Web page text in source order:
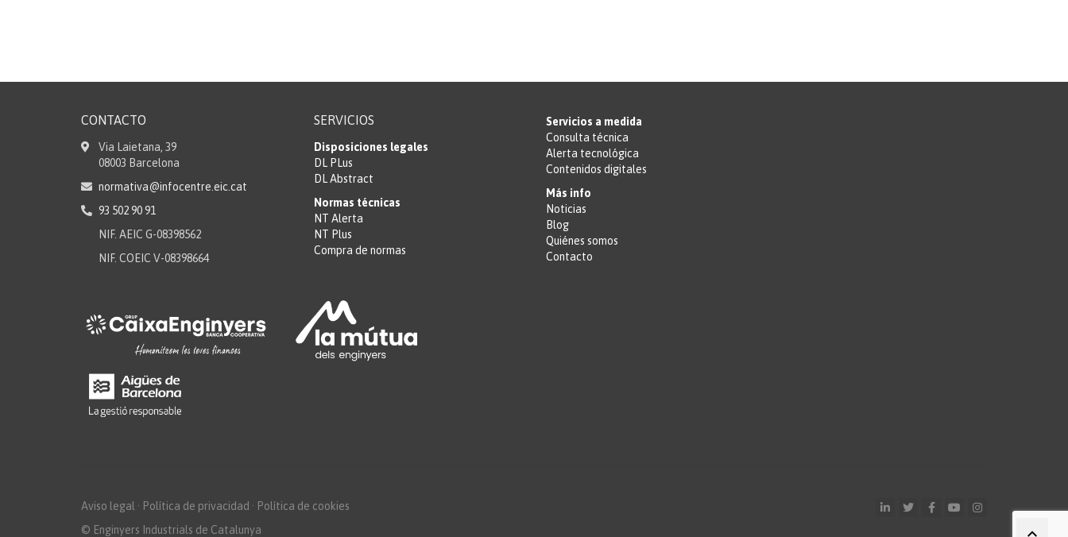
CONTACTO
Via Laietana, 39
08003 Barcelona
normativa@infocentre.eic.cat
93 502 90 91
NIF. AEIC G-08398562
NIF. COEIC V-08398664
SERVICIOS
Disposiciones legales
DL PLus
DL Abstract
Normas técnicas
NT Alerta
NT Plus
Compra de normas
Servicios a medida
Consulta técnica
Alerta tecnológica
Contenidos digitales
Más info
Noticias
Blog
Quiénes somos
Contacto
Aviso legal · Política de privacidad · Política de cookies
© Enginyers Industrials de Catalunya